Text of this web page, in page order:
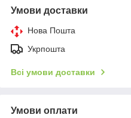
Умови доставки
Нова Пошта
Укрпошта
Всі умови доставки
Умови оплати